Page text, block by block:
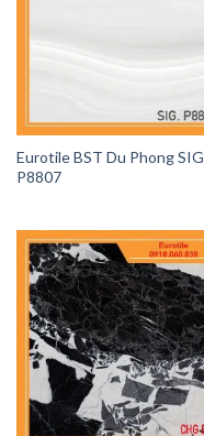
Eurotile BST Du Phong SIG
P8807